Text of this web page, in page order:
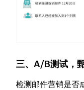
三、A/B测试，
检测邮件营销是否